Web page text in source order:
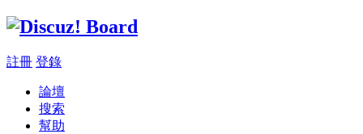
註冊 登錄
論壇
搜索
幫助